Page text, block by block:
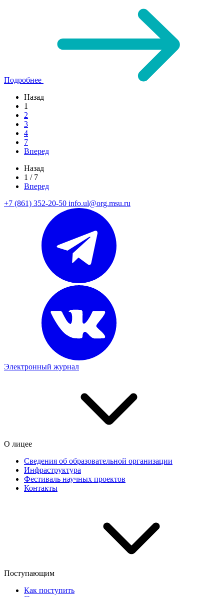
Подробнее
Назад
1
2
3
4
7
Вперед
Назад
1 / 7
Вперед
+7 (861) 352-20-50 info.ul@org.msu.ru
Электронный журнал
О лицее
Сведения об образовательной организации
Инфраструктура
Фестиваль научных проектов
Контакты
Поступающим
Как поступить